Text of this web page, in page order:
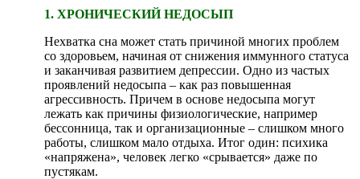
1. ХРОНИЧЕСКИЙ НЕДОСЫП
Нехватка сна может стать причиной многих проблем
со здоровьем, начиная от снижения иммунного статуса
и заканчивая развитием депрессии. Одно из частых
проявлений недосыпа – как раз повышенная
агрессивность. Причем в основе недосыпа могут
лежать как причины физиологические, например
бессонница, так и организационные – слишком много
работы, слишком мало отдыха. Итог один: психика
«напряжена», человек легко «срывается» даже по
пустякам.